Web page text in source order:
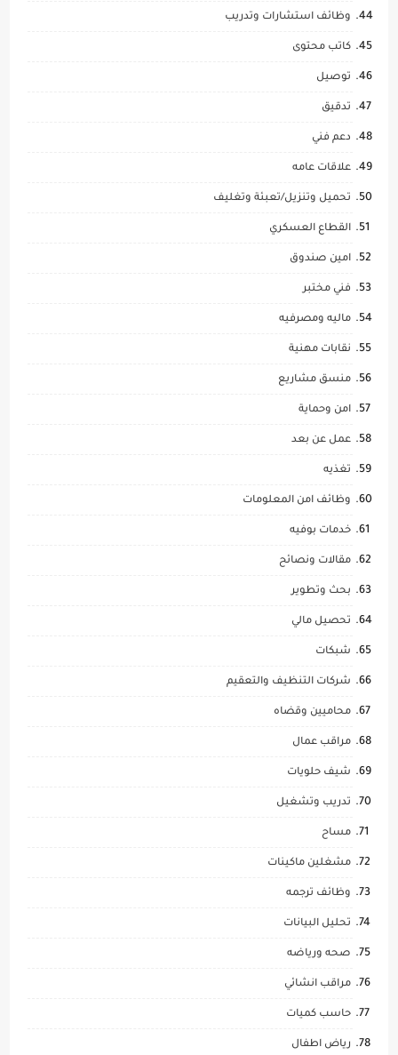
وظائف استشارات وتدريب
كاتب محتوى
توصيل
تدقيق
دعم فني
علاقات عامه
تحميل وتنزيل/تعبئة وتغليف
القطاع العسكري
امين صندوق
فني مختبر
ماليه ومصرفيه
نقابات مهنية
منسق مشاريع
امن وحماية
عمل عن بعد
تغذيه
وظائف امن المعلومات
خدمات بوفيه
مقالات ونصائح
بحث وتطوير
تحصيل مالي
شبكات
شركات التنظيف والتعقيم
محاميين وقضاه
مراقب عمال
شيف حلويات
تدريب وتشغيل
مساح
مشغلين ماكينات
وظائف ترجمه
تحليل البيانات
صحه ورياضه
مراقب انشائي
حاسب كميات
رياض اطفال